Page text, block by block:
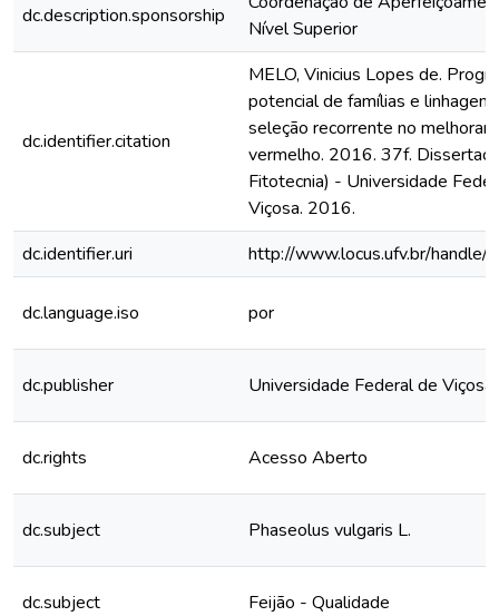
dc.description.sponsorship
Nível Superior
dc.identifier.citation
MELO, Vinicius Lopes de.
potencial de famílias e
seleção recorrente no
vermelho. 2016. 37f.
Fitotecnia) - Universidade
Viçosa. 2016.
dc.identifier.uri
http://www.locus.ufv.br/
dc.language.iso por
dc.publisher Universidade Federal de Viçosa
dc.rights Acesso Aberto
dc.subject Phaseolus vulgaris L.
dc.subject Feijão - Qualidade